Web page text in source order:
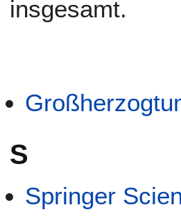
insgesamt.
S
Springer